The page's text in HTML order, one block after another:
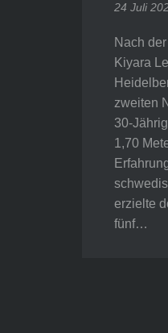
24 Juli
Nach
Kiyara
zweiten
30-
1,70
erzielte
fünf…